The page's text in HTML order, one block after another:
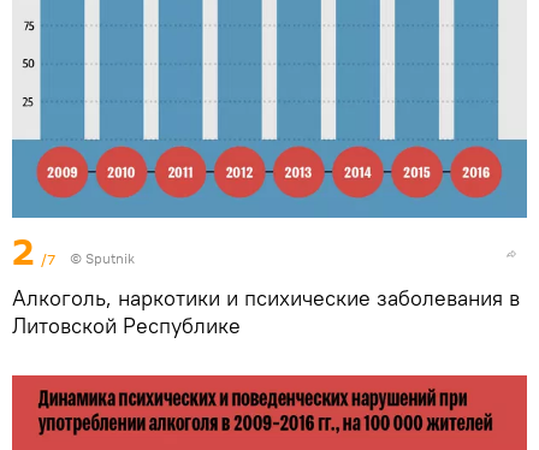
2 /7 © Sputnik
Алкоголь, наркотики и психические заболевания в
Литовской Республике